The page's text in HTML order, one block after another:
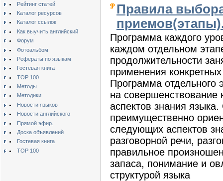
Рейтинг статей
Каталог ресурсов
Каталог ссылок
Как выучить английский
Форум
Фотоальбом
Рефераты по языкам
Гостевая книга
TOP 100
Методы.
Методики.
Новости языков
Новости английского
Прямой эфир.
Доска объявлений
Гостевая книга
TOP 100
Правила
Программа каждого
каждом отдельном
продолжительности
применения
Программа отдельного
на совершенствование
аспектов знания
преимущественно
следующих аспектов
разговорной речи,
правильное
запаса, понимание и
структурой языка